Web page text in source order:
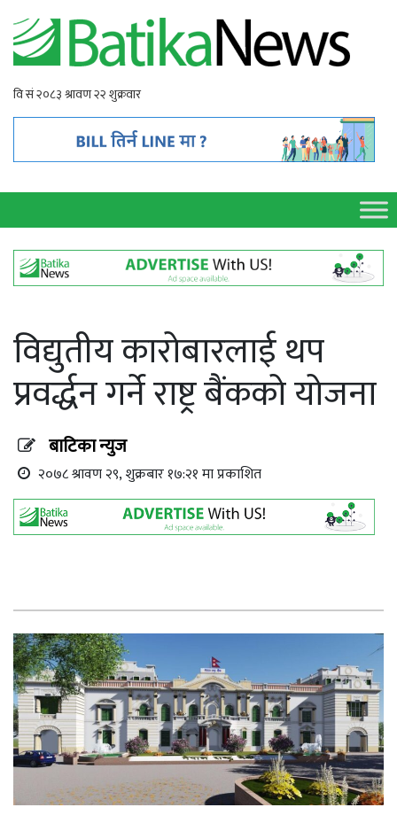
विद्युतीय कारोबारलाई थप
प्रवर्द्धन गर्ने राष्ट्र बैंकको योजना
बाटिका न्युज
२०७८ श्रावण २९, शुक्रबार १७:२१ मा प्रकाशित